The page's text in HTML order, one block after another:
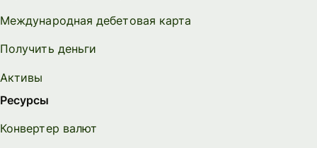
Международная дебетовая карта
Получить деньги
Активы
Ресурсы
Конвертер валют